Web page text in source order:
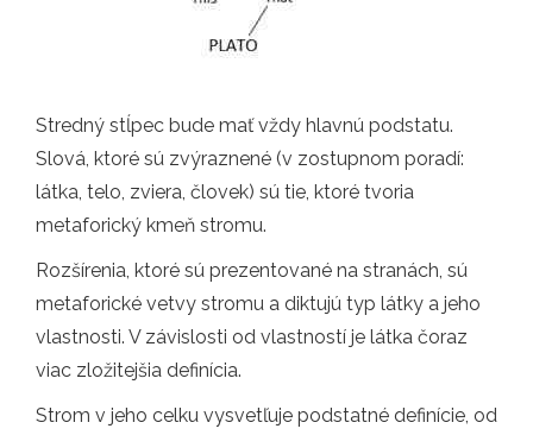
Stredný stĺpec bude mať vždy hlavnú podstatu.
Slová, ktoré sú zvýraznené (v zostupnom poradí:
látka, telo, zviera, človek) sú tie, ktoré tvoria
metaforický kmeň stromu.
Rozšírenia, ktoré sú prezentované na stranách, sú
metaforické vetvy stromu a diktujú typ látky a jeho
vlastnosti. V závislosti od vlastností je látka čoraz
viac zložitejšia definícia.
Strom v jeho celku vysvetľuje podstatné definície, od